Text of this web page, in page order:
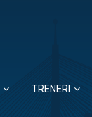
TRENERI